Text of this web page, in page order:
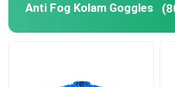
Lensa Anti Kabut
Kacamata Selam Anti Kabut
Anti Fog Kolam Goggles